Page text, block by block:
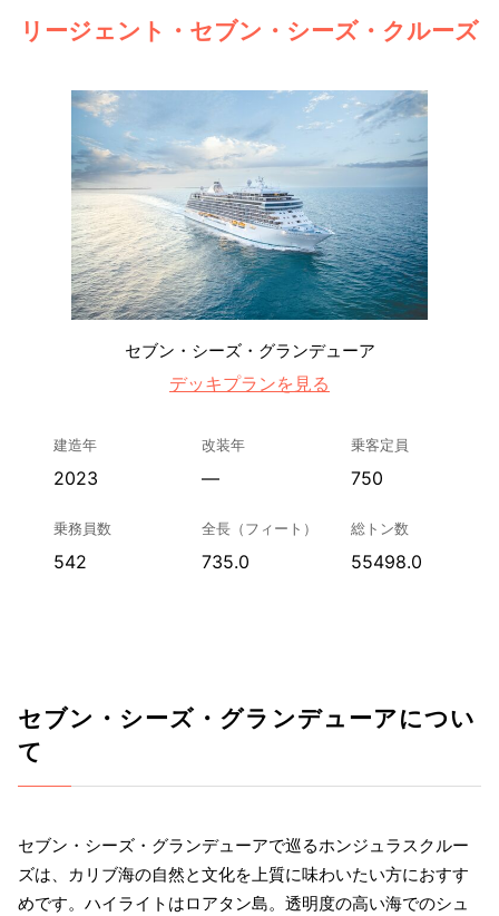
リージェント・セブン・シーズ・クルーズ
セブン・シーズ・グランデューア
デッキプランを見る
建造年
2023
改装年
—
乗客定員
750
乗務員数
542
全長（フィート）
735.0
総トン数
55498.0
セブン・シーズ・グランデューアについ
て
セブン・シーズ・グランデューアで巡るホンジュラスクルー
ズは、カリブ海の自然と文化を上質に味わいたい方におすす
めです。ハイライトはロアタン島。透明度の高い海でのシュ